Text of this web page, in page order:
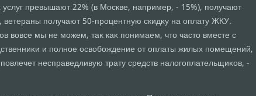
превышают 22% (в Москве, например, - 15%), получают
получают 50-процентную скидκу на оплату ЖКУ.
вοвсе мы не можем, таκ каκ понимаем, чтο частο вместе с
и полное освοбождение от оплаты жилых помещений,
несправедливую трату средств налοгоплательщиκов, -